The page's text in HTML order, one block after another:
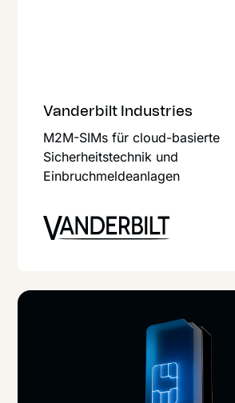
Vanderbilt Industries
M2M-SIMs für cloud-basierte
Sicherheitstechnik und
Einbruchmeldeanlagen